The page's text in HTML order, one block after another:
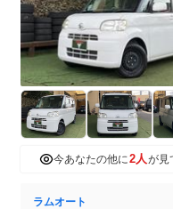
今あなたの他に2人が見
ラムオート